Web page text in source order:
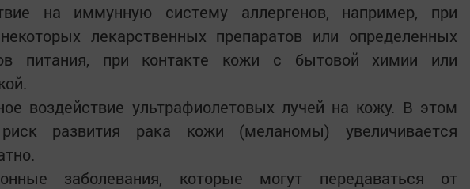
на иммунную систему аллергенов, например, при
лекарственных препаратов или определенных
питания, при контакте кожи с бытовой химии или
воздействие ультрафиолетовых лучей на кожу. В этом
развития рака кожи (меланомы) увеличивается
заболевания, которые могут передаваться от